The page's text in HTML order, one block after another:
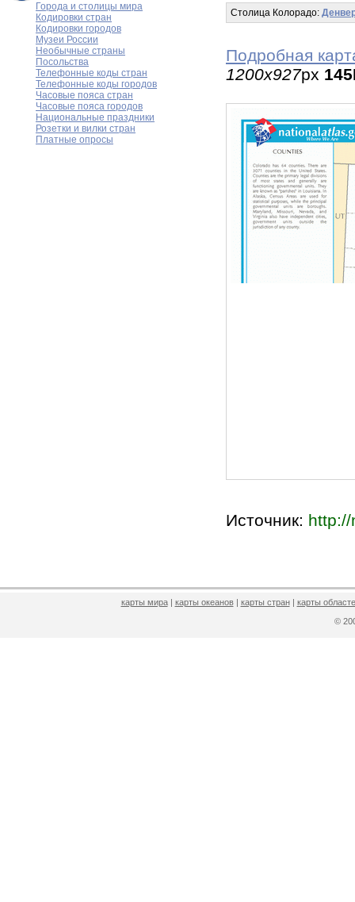
Города и столицы мира
Кодировки стран
Кодировки городов
Музеи России
Необычные страны
Посольства
Телефонные коды стран
Телефонные коды городов
Часовые пояса стран
Часовые пояса городов
Национальные праздники
Розетки и вилки стран
Платные опросы
Столица Колорадо:
Подробная
1200x927px
Источник:
карты мира| карты океанов| карты стран| карты
©